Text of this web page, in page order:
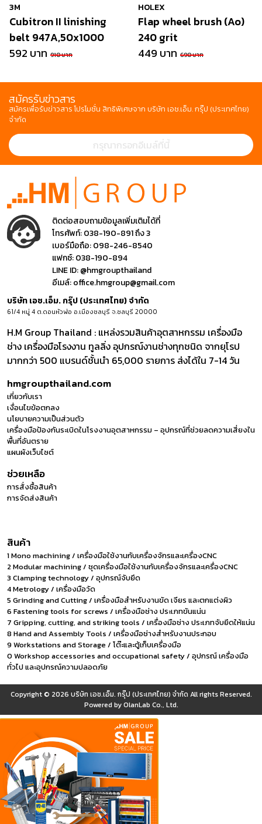
3M
Cubitron II linishing
belt 947A,50x1000
592 บาท 910 บาท
HOLEX
Flap wheel brush (Ao)
240 grit
449 บาท 690 บาท
สมัครรับข่าวสาร
สมัครเพื่อรับข่าวสาร โปรโมชั่น สิทธิพิเศษจาก บริษัท เอช.เอ็ม. กรุ๊ป (ประเทศไทย)
จำกัด
ติดต่อสอบถามข้อมูลเพิ่มเติมได้ที่
โทรศัพท์:038-190-891 ถึง 3
เบอร์มือถือ:098-246-8540
แฟกซ์:038-190-894
LINE ID:@hmgroupthailand
อีเมล์:office.hmgroup@gmail.com
บริษัท เอช.เอ็ม. กรุ๊ป (ประเทศไทย) จำกัด
61/4 หมู่ 4 ต.ดอนหัวฬ่อ อ.เมืองชลบุรี จ.ชลบุรี 20000
H.M Group Thailand : แหล่งรวมสินค้าอุตสาหกรรม เครื่องมือ
ช่าง เครื่องมือโรงงาน ทูลลิ่ง อุปกรณ์งานช่างทุกชนิด จากยุโรป
มากกว่า 500 แบรนด์ชั้นนำ 65,000 รายการ ส่งได้ใน 7-14 วัน
hmgroupthailand.com
เกี่ยวกับเรา
เงื่อนไขข้อตกลง
นโยบายความเป็นส่วนตัว
เครื่องมือป้องกันระเบิดในโรงงานอุตสาหกรรม – อุปกรณ์ที่ช่วยลดความเสี่ยงใน
พื้นที่อันตราย
แผนผังเว็บไซต์
ช่วยเหลือ
การสั่งซื้อสินค้า
การจัดส่งสินค้า
สินค้า
1 Mono machining / เครื่องมือใช้งานกับเครื่องจักรและเครื่องCNC
2 Modular machining / ชุดเครื่องมือใช้งานกับเครื่องจักรและเครื่องCNC
3 Clamping technology / อุปกรณ์จับยึด
4 Metrology / เครื่องมือวัด
5 Grinding and Cutting / เครื่องมือสำหรับงานขัด เจียร และตกแต่งผิว
6 Fastening tools for screws / เครื่องมือช่าง ประเภทขันแน่น
7 Gripping, cutting, and striking tools / เครื่องมือช่าง ประเภทจับยึดให้แน่น
8 Hand and Assembly Tools / เครื่องมือช่างสำหรับงานประกอบ
9 Workstations and Storage / โต๊ะและตู้เก็บเครื่องมือ
0 Workshop accessories and occupational safety / อุปกรณ์ เครื่องมือ
ทั่วไป และอุปกรณ์ความปลอดภัย
Copyright © 2026 บริษัท เอช.เอ็ม. กรุ๊ป (ประเทศไทย) จำกัด All rights Reserved.
Powered byOlanLab Co., Ltd.